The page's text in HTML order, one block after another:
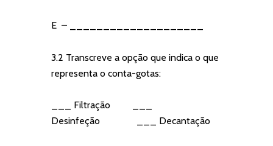
E – ____________________
3.2 Transcreve a opção que indica o que
representa o conta-gotas:
___ Filtração ___
Desinfeção ___ Decantação